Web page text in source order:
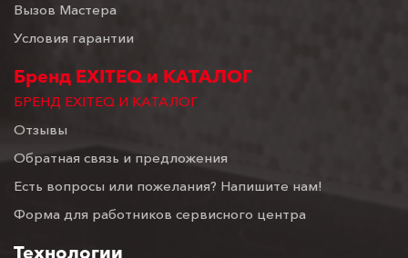
Вызов Мастера
Условия гарантии
Бренд EXITEQ и КАТАЛОГ
БРЕНД EXITEQ И КАТАЛОГ
Отзывы
Обратная связь и предложения
Есть вопросы или пожелания? Напишите нам!
Форма для работников сервисного центра
Технологии